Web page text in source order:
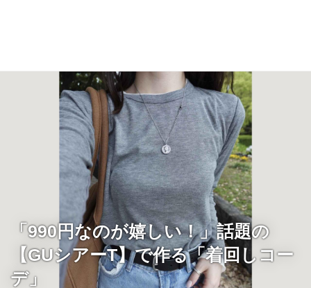
「990円なのが嬉しい！」話題の
【GUシアーT】で作る「着回しコー
デ」